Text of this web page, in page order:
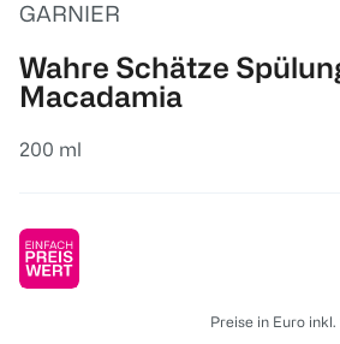
GARNIER
Wahre Schätze
Macadamia
200 ml
Preise in Euro